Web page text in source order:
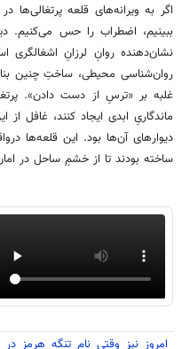
اگر به ویرانه‌های قلعه پرتغالی‌ها
ببینیم، اضطراب را حس می‌کنیم.
نشان‌دهنده روانِ لرزانِ
روان‌شناسی محیطی، ساختِ چنین
غلبه بر «ترسِ از دست‌ دادن».
ماندگاریِ ابدی ایجاد کنند، غافل
دیوارهای آن‌ها بود. این قلعه‌ها
ساخته بودند تا از خشمِ ساحل در
امروز نیز وقتی نام تنگه هرمز در